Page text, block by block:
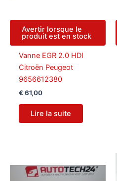
Avertir lorsque le
produit est en stock
Vanne EGR 2.0 HDI
Citroën Peugeot
9656612380
€ 61,00
Lire la suite